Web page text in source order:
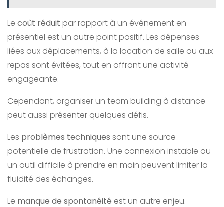
Le coût réduit par rapport à un événement en
présentiel est un autre point positif. Les dépenses
liées aux déplacements, à la location de salle ou aux
repas sont évitées, tout en offrant une activité
engageante.
Cependant, organiser un team building à distance
peut aussi présenter quelques défis.
Les problèmes techniques sont une source
potentielle de frustration. Une connexion instable ou
un outil difficile à prendre en main peuvent limiter la
fluidité des échanges.
Le manque de spontanéité est un autre enjeu.